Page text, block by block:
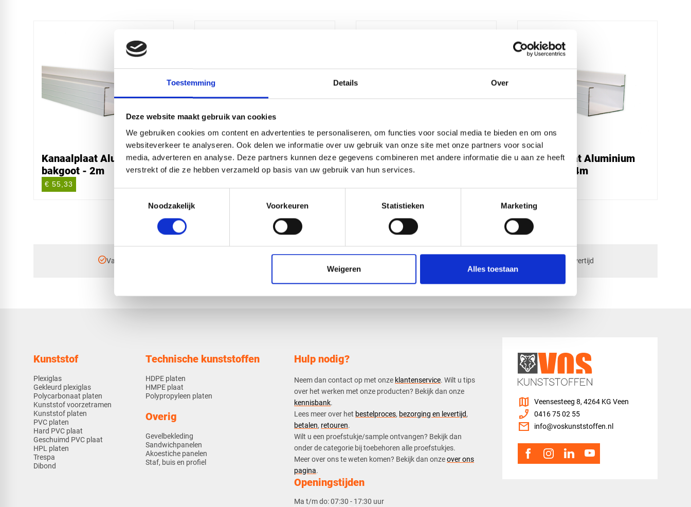
Toestemming Details Over
Deze website maakt gebruik van cookies
We gebruiken cookies om content en advertenties te personaliseren, om functies voor social media te bieden en om ons
websiteverkeer te analyseren. Ook delen we informatie over uw gebruik van onze site met onze partners voor social
media, adverteren en analyse. Deze partners kunnen deze gegevens combineren met andere informatie die u aan ze heeft
verstrekt of die ze hebben verzameld op basis van uw gebruik van hun services.
Noodzakelijk
Voorkeuren Statistieken Marketing
Weigeren Alles toestaan
Kanaalplaat Aluminium
bakgoot - 2m
€ 55,33
Kanaalplaat Aluminium
bakgoot - 3m
Kanaalplaat Aluminium
bakgoot - 3,5m
Kanaalplaat Aluminium
bakgoot - 4m
check_circleVanaf dagen levertijd
Kunststof
Plexiglas
Gekleurd plexiglas
Polycarbonaat platen
Kunststof voorzetramen
Kunststof platen
PVC platen
Hard PVC plaat
Geschuimd PVC plaat
HPL platen
Trespa
Dibond
Technische kunststoffen
HDPE platen
HMPE plaat
Polypropyleen platen
Overig
Gevelbekleding
Sandwichpanelen
Akoestiche panelen
Staf, buis en profiel
Hulp nodig?
Neem dan contact op met onze klantenservice. Wilt u tips
over het werken met onze producten? Bekijk dan onze
kennisbank.
​Lees meer over het bestelproces, bezorging en levertijd,
betalen, retouren.​
​Wilt u een proefstukje/sample ontvangen? Bekijk dan
onder de categorie bij toebehoren alle proefstukjes.
​​Meer over ons te weten komen? Bekijk dan onzeover ons
pagina.
Openingstijden
Ma t/m do:07:30 - 17:30 uur
map Veensesteeg 8, 4264 KG Veen
phone_enabled 0416 75 02 55
mail info@voskunststoffen.nl